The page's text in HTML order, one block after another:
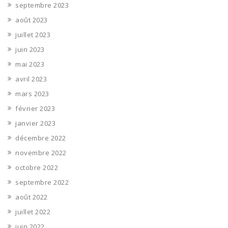
septembre 2023
août 2023
juillet 2023
juin 2023
mai 2023
avril 2023
mars 2023
février 2023
janvier 2023
décembre 2022
novembre 2022
octobre 2022
septembre 2022
août 2022
juillet 2022